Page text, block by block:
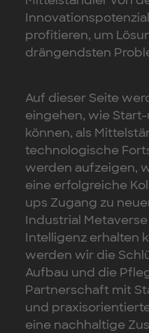
profitieren, um
drängendsten
Auf dieser Seite
eingehen, wie
können, als
technologische
werden aufzeigen,
eine erfolgreiche
ups Zugang zu
Industrial
Intelligenz erhalten
werden wir die
Aufbau und die
Partnerschaft mit
und
eine nachhaltige